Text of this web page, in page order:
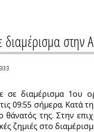
στην
933
σε διαμέρισμα 1ου
09:55 σήμερα. Κατά
της. Στην
ζημιές στο